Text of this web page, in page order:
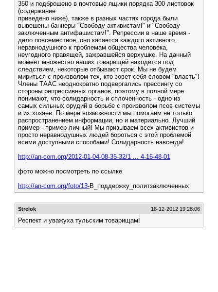
350 и подброшено в почтовые ящики порядка 300 листовок
(содержание
приведено ниже), также в разных частях города были
вывешены баннеры "Свободу активистам!" и "Свободу
заключенным антифашистам!". Репрессии в наше время -
дело повсеместное, оно касается каждого активного,
неравнодушного к проблемам общества человека,
неугодного правящей, зажравшейся верхушке. На данный
момент множество наших товарищей находится под
следствием, некоторые отбывают срок. Мы не будем
мириться с произволом тех, кто зовет себя словом "власть"!
Члены ТААС неоднократно подвергались прессингу со
стороны репрессивных органов, поэтому в полной мере
понимают, что солидарность и сплоченность - одно из
самых сильных орудий в борьбе с произволом псов системы
и их хозяев. По мере возможности мы помогаем не только
распространением информации, но и материально. Лучший
пример - пример личный! Мы призываем всех активистов и
просто неравнодушных людей бороться с этой проблемой
всеми доступными способами! Солидарность навсегда!
http://an-com.org/2012-01-04-08-35-32/1 ... 4-16-48-01
фото можно посмотреть по ссылке
http://an-com.org/foto/13-В_поддержку_политзаключенных
Strelok 18-12-2012 19:28:06
Респект и уважуха тульским товарищам!